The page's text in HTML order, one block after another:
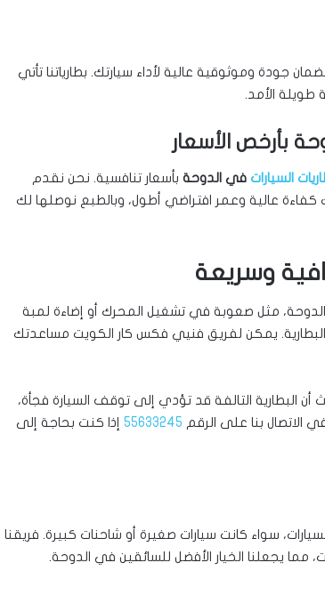
لضمان جودة وموثوقية عالية لأداء سيارتك. بطارياتنا تأتي
بأرخص الأسعار
السيارات في الدوحة بأسعار تنافسية. نحن نقدم
عالية وعمر افتراضي أطول، وبالطبع نوصلها لك
وسريعة
مثل صعوبة في تشغيل المحرك أو إضاءة لمبة
البطارية. يمكن لفريق فنيي فكس كار الكويت مساعدتك
أن البطارية التالفة قد تؤدي إلى توقف السيارة فجأة،
الاتصال بنا على الرقم 55633245 إذا كنت بحاجة إلى
سواء كانت سيارات صغيرة أو شاحنات كبيرة. فريقنا
مما يجعلنا الخيار الأفضل للسائقين في الدوحة.